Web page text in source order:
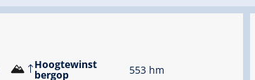
Hoogtewinst
bergop
553 hm